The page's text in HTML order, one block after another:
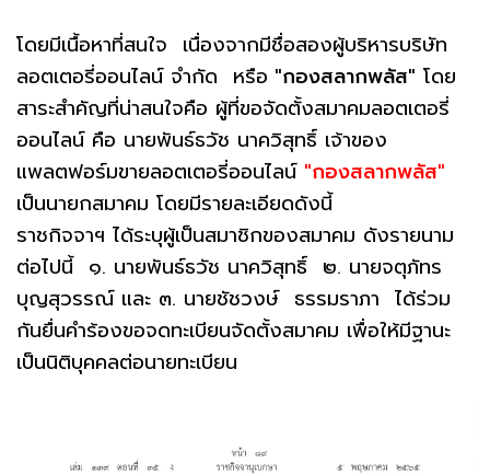
โดยมีเนื้อหาที่สนใจ เนื่องจากมีชื่อสองผู้บริหารบริษัท
ลอตเตอรี่ออนไลน์ จำกัด หรือ "กองสลากพลัส" โดย
สาระสำคัญที่น่าสนใจคือ ผู้ที่ขอจัดตั้งสมาคมลอตเตอรี่
ออนไลน์ คือ นายพันธ์ธวัช นาควิสุทธิ์ เจ้าของ
แพลตฟอร์มขายลอตเตอรี่ออนไลน์ "กองสลากพลัส"
เป็นนายกสมาคม โดยมีรายละเอียดดังนี้
ราชกิจจาฯ ได้ระบุผู้เป็นสมาชิกของสมาคม ดังรายนาม
ต่อไปนี้ ๑. นายพันธ์ธวัช นาควิสุทธิ์ ๒. นายจตุภัทร
บุญสุวรรณ์ และ ๓. นายชัชวงษ์ ธรรมราภา ได้ร่วม
กันยื่นคําร้องขอจดทะเบียนจัดตั้งสมาคม เพื่อให้มีฐานะ
เป็นนิติบุคคลต่อนายทะเบียน